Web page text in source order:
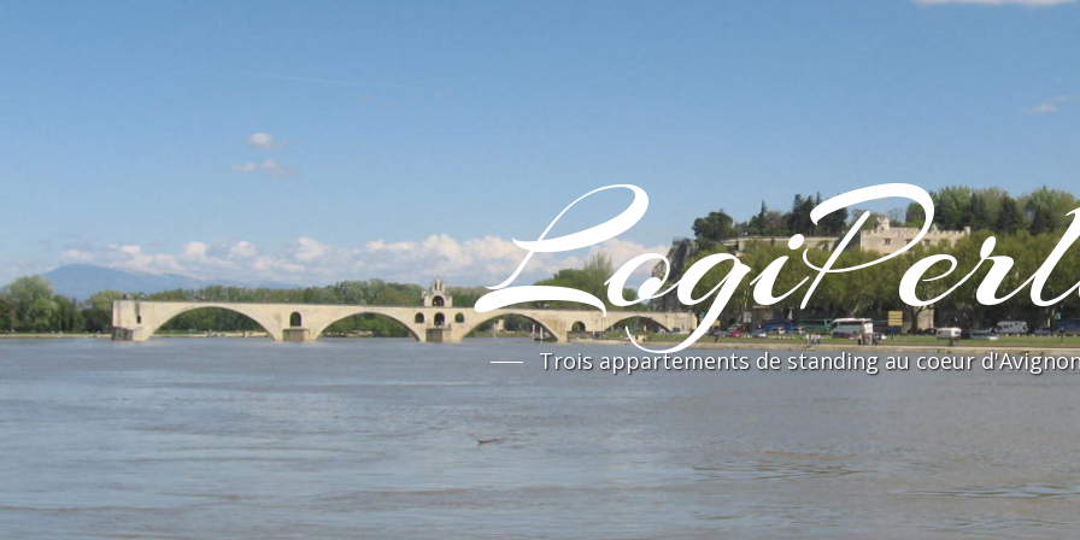
Trois appartements de standing au coeur